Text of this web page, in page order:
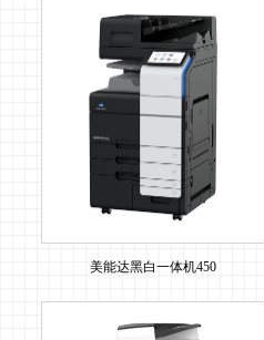
美能达黑白一体机450